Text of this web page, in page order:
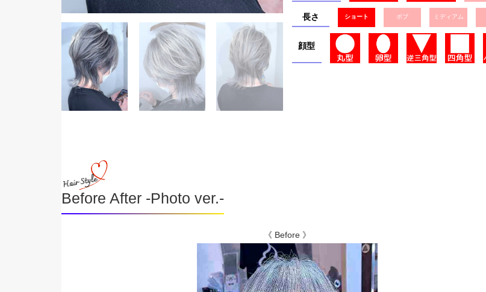
長さ ショート ボブ ミディアム
顔型
Before After -Photo ver.-
《 Before 》